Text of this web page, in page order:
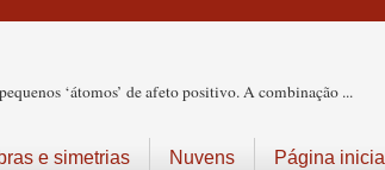
‘átomos’ de afeto positivo. A combinação ...
e simetrias Nuvens Página inicial